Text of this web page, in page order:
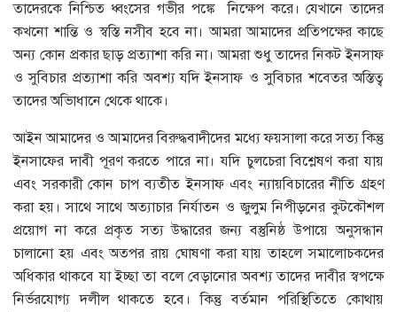
তাদেরকে নিশ্চিত ধ্বংসের গভীর পঙ্কে নিক্ষেপ করে। যেখানে তাদের
কখনো শান্তি ও স্বস্তি নসীব হবে না। আমরা আমাদের প্রতিপক্ষের কাছে
অন্য কোন প্রকার ছাড় প্রত্যাশা করি না। আমরা শুধু তাদের নিকট ইনসাফ
ও সুবিচার প্রত্যাশা করি অবশ্য যদি ইনসাফ ও সুবিচার শব্তের অস্তিত্ব
তাদের অভিাধানে থেকে থাকে।
আইন আমাদের ও আমাদের বিরুদ্ধবাদীদের মধ্যে ফয়সালা করে সত্য কিন্তু
ইনসাফের দাবী পূরণ করতে পারে না। যদি চুলচেরা বিশ্লেষণ করা যায়
এবং সরকারী কোন চাপ ব্যতীত ইনসাফ এবং ন্যায়বিচারের নীতি গ্রহণ
করা হয়। সাথে সাথে অত্যাচার নির্যাতন ও জুলুম নিপীড়নের কুটকৌশল
প্রয়োগ না করে প্রকৃত সত্য উদ্ধারের জন্য বস্তুনিষ্ঠ উপায়ে অনুসন্ধান
চালানো হয় এবং অতপর রায় ঘোষণা করা যায় তাহলে সমালোচকদের
অধিকার থাকবে যা ইচ্ছা তা বলে বেড়ানোর অবশ্য তাদের দাবীর স্বপক্ষে
নির্ভরযোগ্য দলীল থাকতে হবে। কিন্তু বর্তমান পরিস্থিতিতে কোথায়